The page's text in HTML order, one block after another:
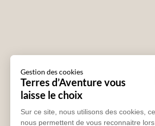
Gestion des cookies
Terres d’Aventure vous
laisse le choix
Sur ce site, nous utilisons des cookies,
nous permettent de vous reconnaitre